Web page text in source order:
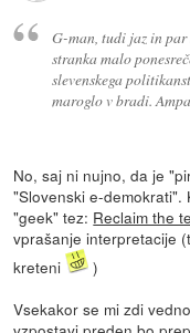
G-man, tudi jaz in
stranka malo
slevenskega
maroglo v bradi.
No, saj ni nujno, da je
"Slovenski e-
"geek" tez: Reclaim the
vprašanje interpretacije
kreteni
)
Vsekakor se mi zdi